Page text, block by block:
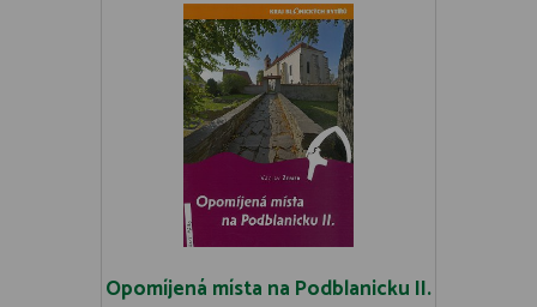
Opomíjená místa na Podblanicku II.